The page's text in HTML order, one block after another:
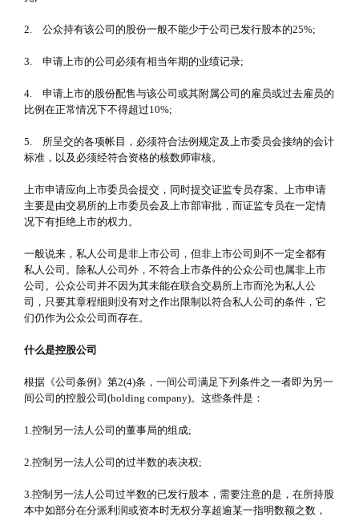
2. 公众持有该公司的股份一般不能少于公司已发行股本的25%;
3. 申请上市的公司必须有相当年期的业绩记录;
4. 申请上市的股份配售与该公司或其附属公司的雇员或过去雇员的
比例在正常情况下不得超过10%;
5. 所呈交的各项帐目，必须符合法例规定及上市委员会接纳的会计
标准，以及必须经符合资格的核数师审核。
上市申请应向上市委员会提交，同时提交证监专员存案。上市申请
主要是由交易所的上市委员会及上市部审批，而证监专员在一定情
况下有拒绝上市的权力。
一般说来，私人公司是非上市公司，但非上市公司则不一定全都有
私人公司。除私人公司外，不符合上市条件的公众公司也属非上市
公司。公众公司并不因为其未能在联合交易所上市而沦为私人公
司，只要其章程细则没有对之作出限制以符合私人公司的条件，它
们仍作为公众公司而存在。
什么是控股公司
根据《公司条例》第2(4)条，一间公司满足下列条件之一者即为另一
间公司的控股公司(holding company)。这些条件是：
1.控制另一法人公司的董事局的组成;
2.控制另一法人公司的过半数的表决权;
3.控制另一法人公司过半数的已发行股本，需要注意的是，在所持股
本中如部分在分派利润或资本时无权分享超逾某一指明数额之数，